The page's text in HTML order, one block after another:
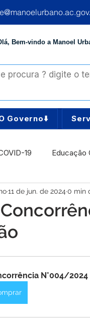
Bem-vindo a Manoel
Governo⬇️
19 Educação
Social
Institucional e Governo
Vacinômetro
Simplificados
11 de jun. de 2024 0 min
N°004/